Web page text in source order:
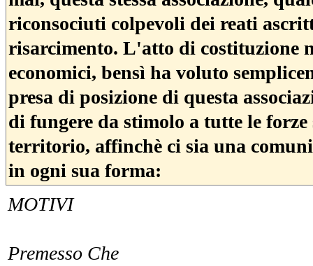
riconsociuti colpevoli dei reati
risarcimento. L'atto di costituzione
economici, bensì ha voluto
presa di posizione di questa
di fungere da stimolo a tutte le
territorio, affinchè ci sia una
in ogni sua forma:
MOTIVI
Premesso Che